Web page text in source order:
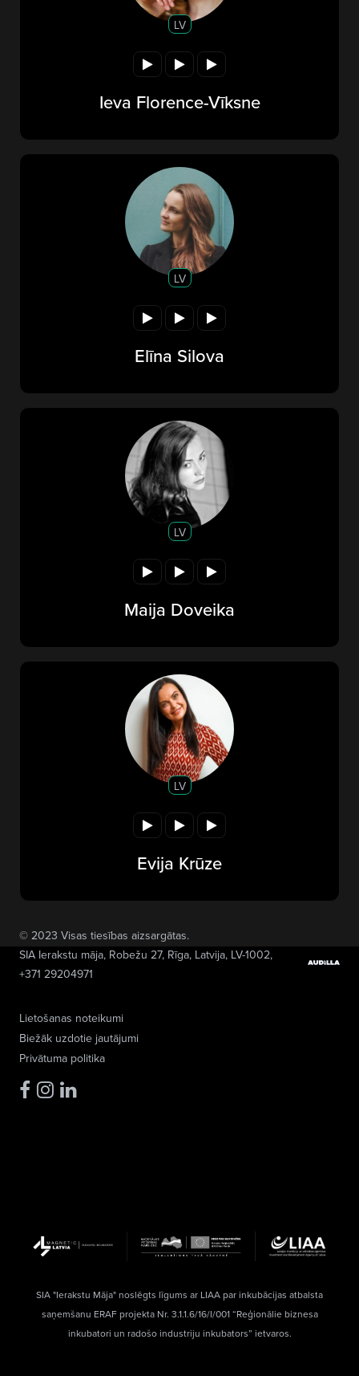
LV
Ieva Florence-Vīksne
LV
Elīna Silova
LV
Maija Doveika
LV
Evija Krūze
Lietošanas noteikumi
Biežāk uzdotie jautājumi
Privātuma politika
© 2023 Visas tiesības aizsargātas.
SIA Ierakstu māja, Robežu 27, Rīga, Latvija, LV-1002,
+371 29204971
SIA "Ierakstu Māja" noslēgts līgums ar LIAA par inkubācijas atbalsta
saņemšanu ERAF projekta Nr. 3.1.1.6/16/I/001 “Reģionālie biznesa
inkubatori un radošo industriju inkubators” ietvaros.